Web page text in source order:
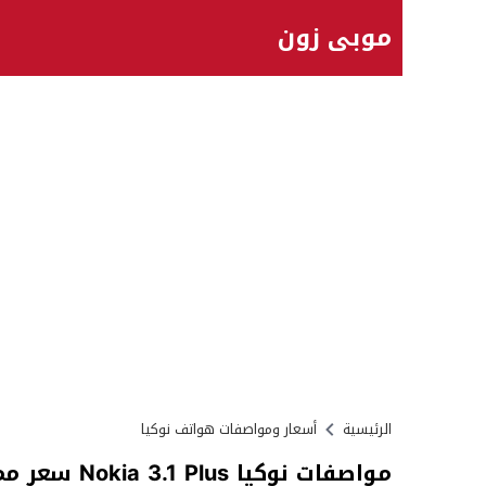
موبي زون
الرئيسية أسعار ومواصفات هواتف نوكيا
مواصفات نوكيا Nokia 3.1 Plus سعر مميزات عيوب